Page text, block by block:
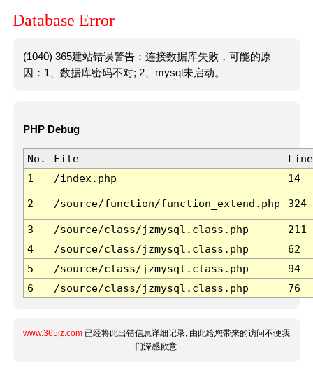
Database Error
(1040) 365建站错误警告：连接数据库失败，可能的原
因：1、数据库密码不对; 2、mysql未启动。
PHP Debug
No. File
Line
1
/index.php 14
2 /source/function/function_extend.php 324
3 /source/class/jzmysql.class.php
211
4
/source/class/jzmysql.class.php
62
5
/source/class/jzmysql.class.php
94
6
/source/class/jzmysql.class.php 76
www.365jz.com 已经将此出错信息详细记录, 由此给您带来的访问不便我
们深感歉意.